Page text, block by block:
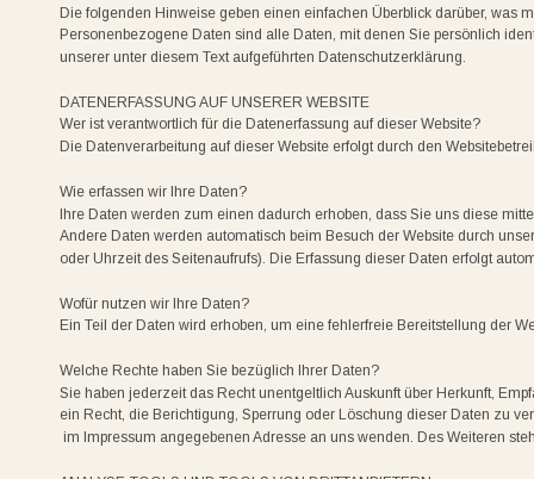
Die folgenden Hinweise geben einen einfachen Überblick darüber, was
Personenbezogene Daten sind alle Daten, mit denen Sie persönlich
unserer unter diesem Text aufgeführten Datenschutzerklärung.
DATENERFASSUNG AUF UNSERER WEBSITE
Wer ist verantwortlich für die Datenerfassung auf dieser Website?
Die Datenverarbeitung auf dieser Website erfolgt durch den
Wie erfassen wir Ihre Daten?
Ihre Daten werden zum einen dadurch erhoben, dass Sie uns diese
Andere Daten werden automatisch beim Besuch der Website durch
oder Uhrzeit des Seitenaufrufs). Die Erfassung dieser Daten erfolgt
Wofür nutzen wir Ihre Daten?
Ein Teil der Daten wird erhoben, um eine fehlerfreie Bereitstellung der
Welche Rechte haben Sie bezüglich Ihrer Daten?
Sie haben jederzeit das Recht unentgeltlich Auskunft über Herkunft,
ein Recht, die Berichtigung, Sperrung oder Löschung dieser Daten zu
im Impressum angegebenen Adresse an uns wenden. Des Weiteren